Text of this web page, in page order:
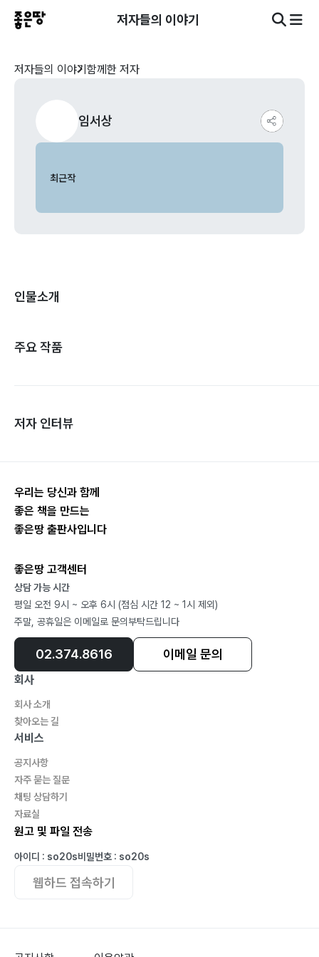
저자들의 이야기
저자들의 이야기 함께한 저자
임서상
최근작
인물소개
주요 작품
저자 인터뷰
우리는 당신과 함께
좋은 책을 만드는
좋은땅 출판사입니다
좋은땅 고객센터
상담 가능 시간
평일 오전 9시 ~ 오후 6시 (점심 시간 12 ~ 1시 제외)
주말, 공휴일은 이메일로 문의부탁드립니다
02.374.8616 이메일 문의
회사
회사 소개
찾아오는 길
서비스
공지사항
자주 묻는 질문
채팅 상담하기
자료실
원고 및 파일 전송
아이디 : so20s비밀번호 : so20s
웹하드 접속하기